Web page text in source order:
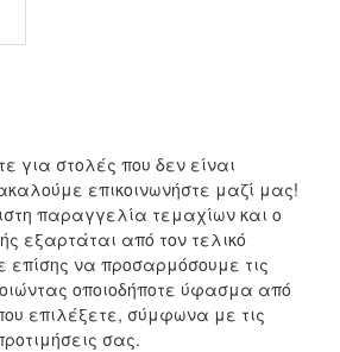
για στολές που δεν είναι
επικοινωνήστε μαζί μας!
παραγγελία τεμαχίων και ο
εξαρτάται από τον τελικό
επίσης να προσαρμόσουμε τις
οποιοδήποτε ύφασμα από
επιλέξετε, σύμφωνα με τις
σας.